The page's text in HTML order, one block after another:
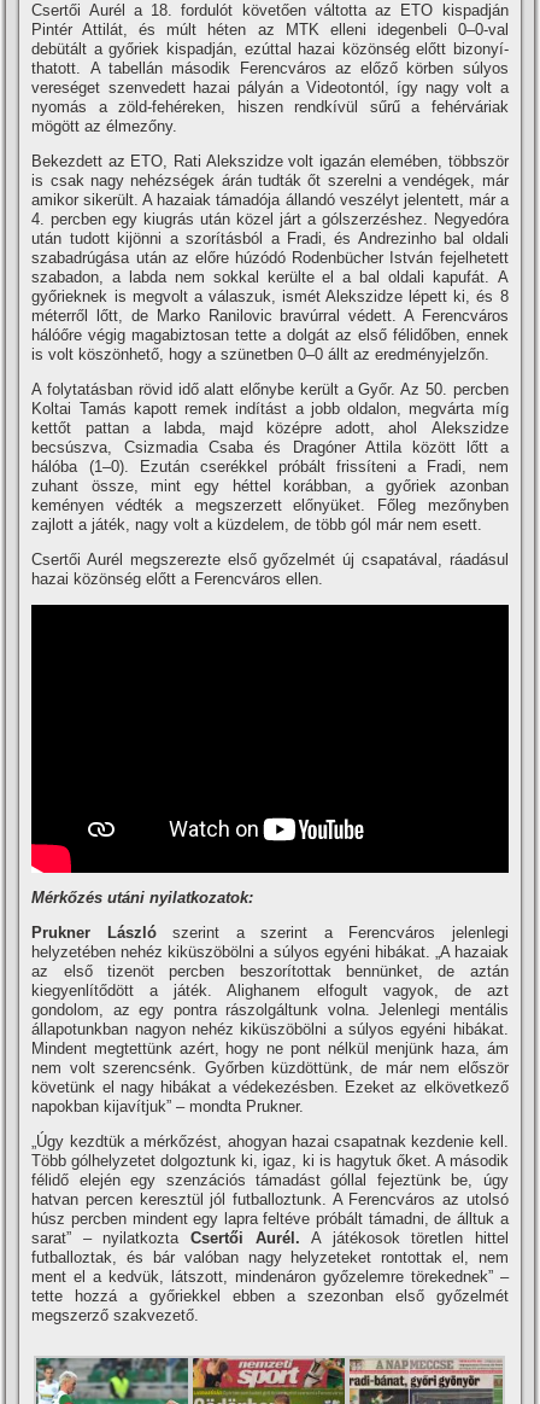
Csertői Aurél a 18. fordulót követően váltotta az ETO kispadján
Pintér Attilát, és múlt héten az MTK elleni idegenbeli 0–0-val
debütált a győriek kispadján, ezúttal hazai közönség előtt bizonyí­
thatott. A tabellán második Ferencváros az előző körben súlyos
vereséget szenvedett hazai pályán a Videotontól, í­gy nagy volt a
nyomás a zöld-fehéreken, hiszen rendkí­vül sűrű a fehérváriak
mögött az élmezőny.
Bekezdett az ETO, Rati Alekszidze volt igazán elemében, többször
is csak nagy nehézségek árán tudták őt szerelni a vendégek, már
amikor sikerült. A hazaiak támadója állandó veszélyt jelentett, már a
4. percben egy kiugrás után közel járt a gólszerzéshez. Negyedóra
után tudott kijönni a szorí­tásból a Fradi, és Andrezinho bal oldali
szabadrúgása után az előre húzódó Rodenbücher István fejelhetett
szabadon, a labda nem sokkal kerülte el a bal oldali kapufát. A
győrieknek is megvolt a válaszuk, ismét Alekszidze lépett ki, és 8
méterről lőtt, de Marko Ranilovic bravúrral védett. A Ferencváros
hálóőre végig magabiztosan tette a dolgát az első félidőben, ennek
is volt köszönhető, hogy a szünetben 0–0 állt az eredményjelzőn.
A folytatásban rövid idő alatt előnybe került a Győr. Az 50. percben
Koltai Tamás kapott remek indí­tást a jobb oldalon, megvárta mí­g
kettőt pattan a labda, majd középre adott, ahol Alekszidze
becsúszva, Csizmadia Csaba és Dragóner Attila között lőtt a
hálóba (1–0). Ezután cserékkel próbált frissí­teni a Fradi, nem
zuhant össze, mint egy héttel korábban, a győriek azonban
keményen védték a megszerzett előnyüket. Főleg mezőnyben
zajlott a játék, nagy volt a küzdelem, de több gól már nem esett.
Csertői Aurél megszerezte első győzelmét új csapatával, ráadásul
hazai közönség előtt a Ferencváros ellen.
Mérkőzés utáni nyilatkozatok:
Prukner Lászlószerint a szerint a Ferencváros jelenlegi
helyzetében nehéz kiküszöbölni a súlyos egyéni hibákat. „A hazaiak
az első tizenöt percben beszorí­tottak bennünket, de aztán
kiegyenlí­tődött a játék. Alighanem elfogult vagyok, de azt
gondolom, az egy pontra rászolgáltunk volna. Jelenlegi mentális
állapotunkban nagyon nehéz kiküszöbölni a súlyos egyéni hibákat.
Mindent megtettünk azért, hogy ne pont nélkül menjünk haza, ám
nem volt szerencsénk. Győrben küzdöttünk, de már nem először
követünk el nagy hibákat a védekezésben. Ezeket az elkövetkező
napokban kijaví­tjuk” – mondta Prukner.
„Úgy kezdtük a mérkőzést, ahogyan hazai csapatnak kezdenie kell.
Több gólhelyzetet dolgoztunk ki, igaz, ki is hagytuk őket. A második
félidő elején egy szenzációs támadást góllal fejeztünk be, úgy
hatvan percen keresztül jól futballoztunk. A Ferencváros az utolsó
húsz percben mindent egy lapra feltéve próbált támadni, de álltuk a
sarat” – nyilatkozta Csertői Aurél.A játékosok töretlen hittel
futballoztak, és bár valóban nagy helyzeteket rontottak el, nem
ment el a kedvük, látszott, mindenáron győzelemre törekednek” –
tette hozzá a győriekkel ebben a szezonban első győzelmét
megszerző szakvezető.